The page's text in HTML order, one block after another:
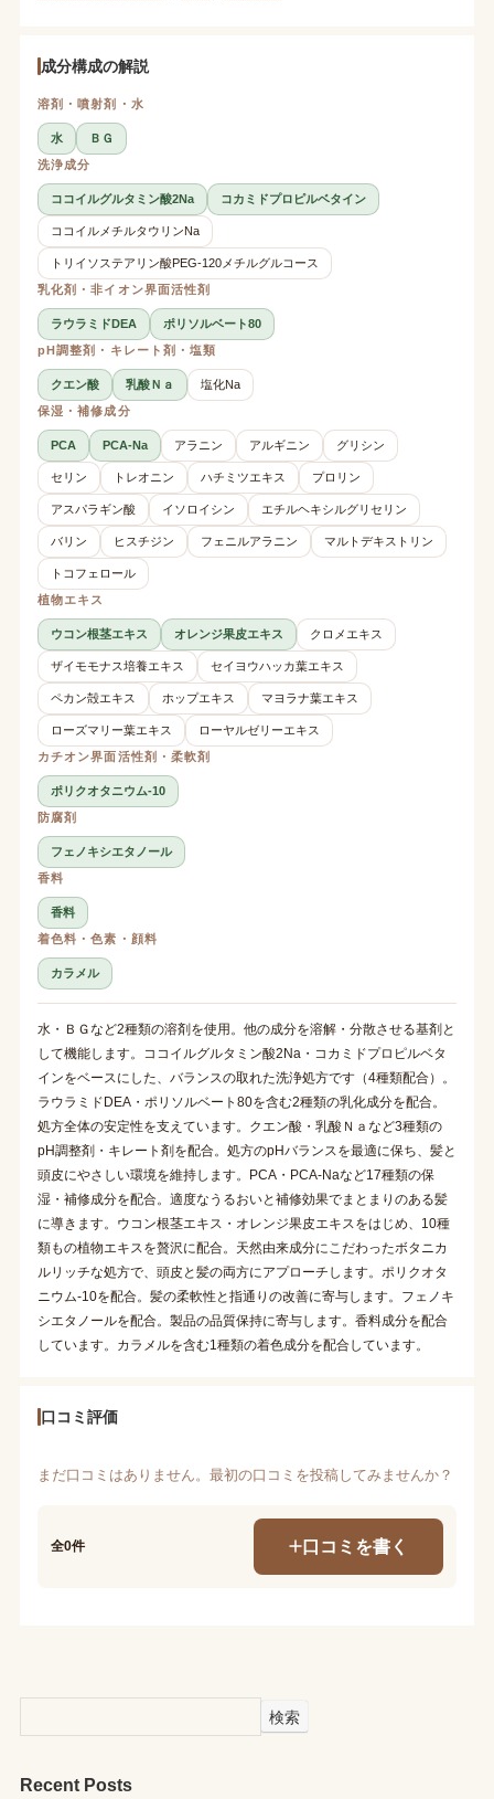
成分構成の解説
溶剤・噴射剤・水
水
ＢＧ
洗浄成分
ココイルグルタミン酸2Na コカミドプロピルベタイン
ココイルメチルタウリンNa
トリイソステアリン酸PEG-120メチルグルコース
乳化剤・非イオン界面活性剤
ラウラミドDEA
ポリソルベート80
pH調整剤・キレート剤・塩類
クエン酸 乳酸Ｎａ
塩化Na
保湿・補修成分
PCA PCA-Na アラニン アルギニン グリシン
セリン トレオニン ハチミツエキス プロリン
アスパラギン酸 イソロイシン エチルヘキシルグリセリン
バリン ヒスチジン フェニルアラニン マルトデキストリン
トコフェロール
植物エキス
ウコン根茎エキス オレンジ果皮エキス クロメエキス
ザイモモナス培養エキス セイヨウハッカ葉エキス
ペカン殻エキス ホップエキス マヨラナ葉エキス
ローズマリー葉エキス
ローヤルゼリーエキス
カチオン界面活性剤・柔軟剤
ポリクオタニウム-10
防腐剤
フェノキシエタノール
香料
香料
着色料・色素・顔料
カラメル
水・ＢＧなど2種類の溶剤を使用。他の成分を溶解・分散させる基剤と
して機能します。ココイルグルタミン酸2Na・コカミドプロピルベタ
インをベースにした、バランスの取れた洗浄処方です（4種類配合）。
ラウラミドDEA・ポリソルベート80を含む2種類の乳化成分を配合。
処方全体の安定性を支えています。クエン酸・乳酸Ｎａなど3種類の
pH調整剤・キレート剤を配合。処方のpHバランスを最適に保ち、髪と
頭皮にやさしい環境を維持します。PCA・PCA-Naなど17種類の保
湿・補修成分を配合。適度なうるおいと補修効果でまとまりのある髪
に導きます。ウコン根茎エキス・オレンジ果皮エキスをはじめ、10種
類もの植物エキスを贅沢に配合。天然由来成分にこだわったボタニカ
ルリッチな処方で、頭皮と髪の両方にアプローチします。ポリクオタ
ニウム-10を配合。髪の柔軟性と指通りの改善に寄与します。フェノキ
シエタノールを配合。製品の品質保持に寄与します。香料成分を配合
しています。カラメルを含む1種類の着色成分を配合しています。
口コミ評価
まだ口コミはありません。最初の口コミを投稿してみませんか？
全0件 口コミを書く
検索
Recent Posts